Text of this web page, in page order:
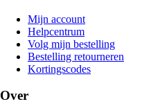
Mijn account
Helpcentrum
Volg mijn bestelling
Bestelling retourneren
Kortingscodes
Over